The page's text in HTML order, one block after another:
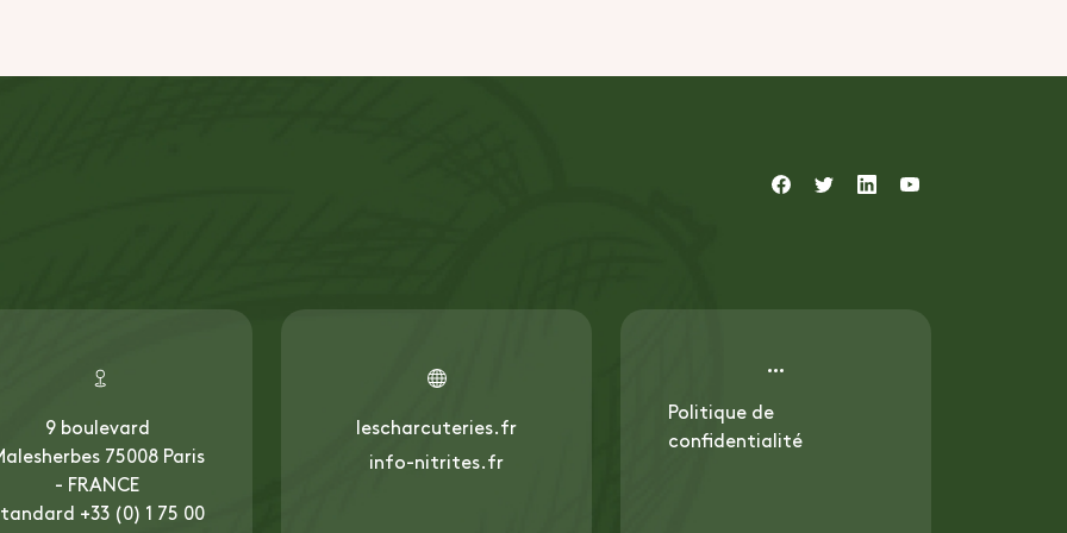
9 boulevard
75008 Paris
- FRANCE
+33 (0) 1 75 00
lescharcuteries.fr
info-nitrites.fr
Politique de
confidentialité